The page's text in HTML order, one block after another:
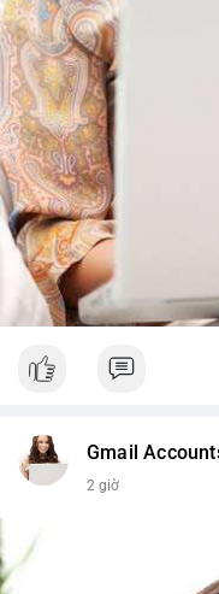
trước khi gia tăng vị thế.
Xem chi tiết các bài viết
#whalealertbtc
#brazilcryptoregulation
Gmail
2 giờ